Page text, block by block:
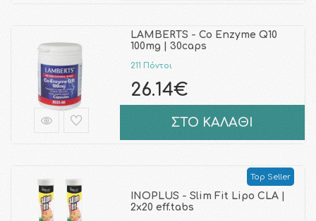
LAMBERTS - Co Enzyme Q10
100mg | 30caps
211 Πόντοι
26.14€
ΣΤΟ ΚΑΛΑΘΙ
Top Seller
INOPLUS - Slim Fit Lipo CLA |
2x20 eff.tabs